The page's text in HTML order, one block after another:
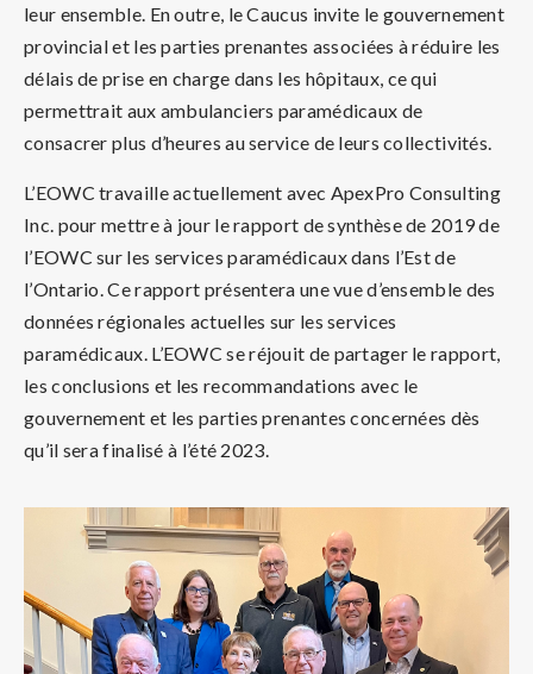
leur ensemble. En outre, le Caucus invite le gouvernement
provincial et les parties prenantes associées à réduire les
délais de prise en charge dans les hôpitaux, ce qui
permettrait aux ambulanciers paramédicaux de
consacrer plus d’heures au service de leurs collectivités.
L’EOWC travaille actuellement avec ApexPro Consulting
Inc. pour mettre à jour le rapport de synthèse de 2019 de
l’EOWC sur les services paramédicaux dans l’Est de
l’Ontario. Ce rapport présentera une vue d’ensemble des
données régionales actuelles sur les services
paramédicaux. L’EOWC se réjouit de partager le rapport,
les conclusions et les recommandations avec le
gouvernement et les parties prenantes concernées dès
qu’il sera finalisé à l’été 2023.